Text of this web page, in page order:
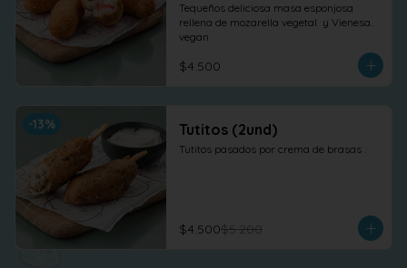
Tequeños deliciosa masa esponjosa
rellena de mozarella vegetal  y Vienesa.
vegan
$4.500
-13% Tutitos (2und)
Tutitos pasados por crema de brasas .
$4.500$5.200